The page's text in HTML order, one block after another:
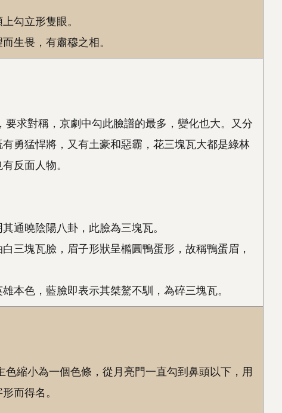
勾立形隻眼。
生畏，有肅穆之相。
求對稱，京劇中勾此臉譜的最多，變化也大。又分
勇猛悍將，又有土豪和惡霸，花三塊瓦大都是綠林
反面人物。
通曉陰陽八卦，此臉為三塊瓦。
三塊瓦臉，眉子形狀呈橢圓鴨蛋形，故稱鴨蛋眉，
本色，藍臉即表示其桀驁不馴，為碎三塊瓦。
縮小為一個色條，從月亮門一直勾到鼻頭以下，用
而得名。